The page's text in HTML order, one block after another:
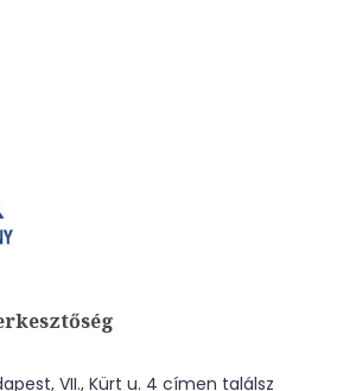
VII., Kürt u. 4 címen találsz